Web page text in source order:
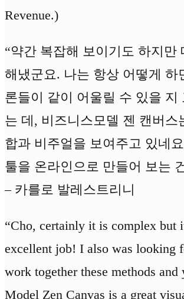
Revenue.)
“약간 복잡해 보이기도 하지만
해냈군요. 나는 항상 어떻게 하
론들이 같이 어울릴 수 있을 지
는 데, 비즈니스모델 젠 캔버스
합과 비주얼을 보여주고 있네
툴을 온라인으로 만들어 보는
– 카를로 발레스트리니
“Cho, certainly it is complex but
excellent job! I also was looking
work together these methods and
Model Zen Canvas is a great